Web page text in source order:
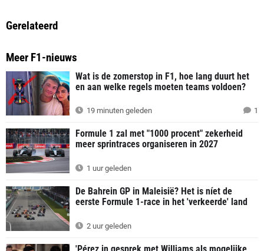
Gerelateerd
Meer F1-nieuws
Wat is de zomerstop in F1, hoe lang duurt het
en aan welke regels moeten teams voldoen?
19 minuten geleden 1
Formule 1 zal met "1000 procent" zekerheid
meer sprintraces organiseren in 2027
1 uur geleden
De Bahrein GP in Maleisië? Het is níet de
eerste Formule 1-race in het 'verkeerde' land
2 uur geleden
'Pérez in gesprek met Williams als mogelijke